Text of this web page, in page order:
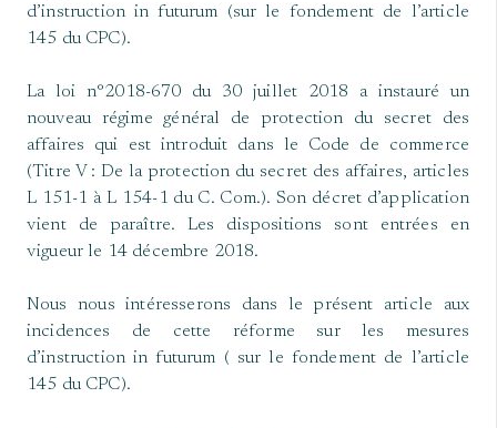
d’instruction in futurum (sur le fondement de l’article
145 du CPC).
La loi n°2018-670 du 30 juillet 2018 a instauré un
nouveau régime général de protection du secret des
affaires qui est introduit dans le Code de commerce
(Titre V : De la protection du secret des affaires, articles
L 151-1 à L 154-1 du C. Com.). Son décret d’application
vient de paraître. Les dispositions sont entrées en
vigueur le 14 décembre 2018.
Nous nous intéresserons dans le présent article aux
incidences de cette réforme sur les mesures
d’instruction in futurum ( sur le fondement de l’article
145 du CPC).